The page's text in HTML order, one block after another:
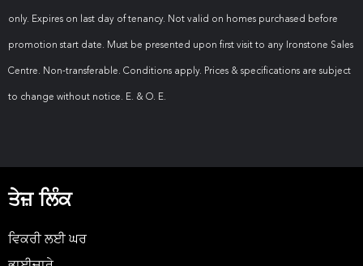
only. Expires on last day of tenancy. Not valid on homes purchased before
promotion start date. Must be presented upon first visit to any Ironstone Sales
Centre. Non-transferable. Conditions apply. Prices & specifications are subject
to change without notice. E. & O. E.
ਤੇਜ਼ ਲਿੰਕ
ਵਿਕਰੀ ਲਈ ਘਰ